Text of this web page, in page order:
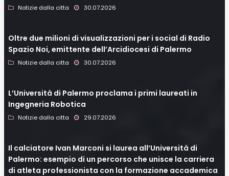
Notizie dalla citta 30.07.2026
Oltre due milioni di visualizzazioni per i social di Radio
Spazio Noi, emittente dell’Arcidiocesi di Palermo
Notizie dalla citta 30.07.2026
L’Università di Palermo proclama i primi laureati in
Ingegneria Robotica
Notizie dalla citta 29.07.2026
Il calciatore Ivan Marconi si laurea all’Università di
Palermo: esempio di un percorso che unisce la carriera
di atleta professionista con la formazione accademica